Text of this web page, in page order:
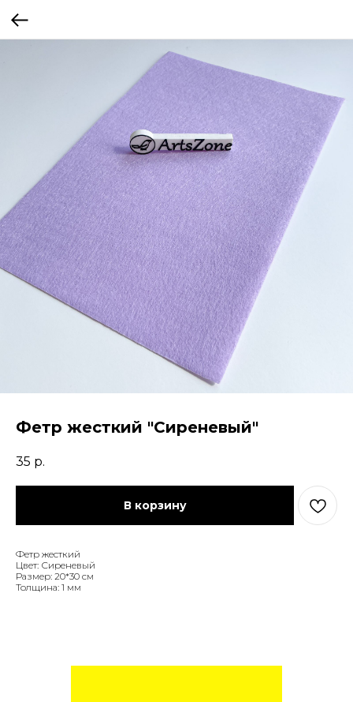
Фетр жесткий "Сиреневый"
35 р.
В корзину
Фетр жесткий
Цвет: Сиреневый
Размер: 20*30 см
Толщина: 1 мм